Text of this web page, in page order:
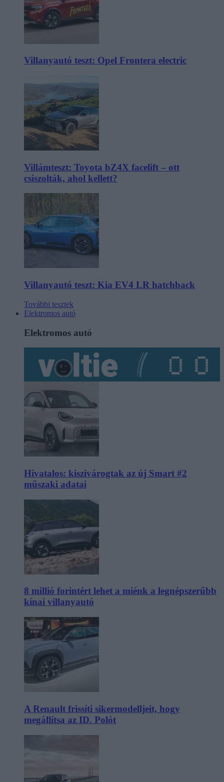
Villanyautó teszt: Opel Frontera electric
Villámteszt: Toyota bZ4X facelift – ott
csiszolták, ahol kellett?
Villanyautó teszt: Kia EV4 LR hatchback
További tesztek
Elektromos autó
Elektromos autó
Hivatalos: kiszivárogtak az új Smart #2
műszaki adatai
8 millió forintért lehet a miénk a legnépszerűbb
kínai villanyautó
A Renault frissíti sikermodelljeit, hogy
megállítsa az ID. Polót